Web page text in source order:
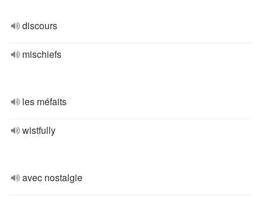
discours
mischiefs
les méfaits
wistfully
avec nostalgie